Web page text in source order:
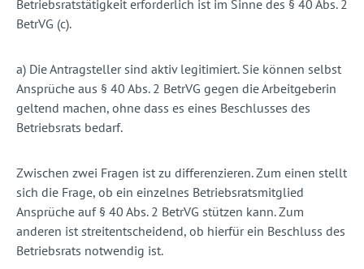
Betriebsratstätigkeit erforderlich ist im Sinne des § 40 Abs. 2
BetrVG (c).
a) Die Antragsteller sind aktiv legitimiert. Sie können selbst
Ansprüche aus § 40 Abs. 2 BetrVG gegen die Arbeitgeberin
geltend machen, ohne dass es eines Beschlusses des
Betriebsrats bedarf.
Zwischen zwei Fragen ist zu differenzieren. Zum einen stellt
sich die Frage, ob ein einzelnes Betriebsratsmitglied
Ansprüche auf § 40 Abs. 2 BetrVG stützen kann. Zum
anderen ist streitentscheidend, ob hierfür ein Beschluss des
Betriebsrats notwendig ist.